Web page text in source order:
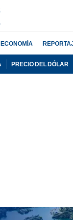
ECONOMÍA
PRECIO DEL DÓLAR